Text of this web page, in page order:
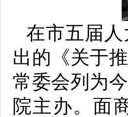
在市五届
出的《关于
常委会列为
院主办。面